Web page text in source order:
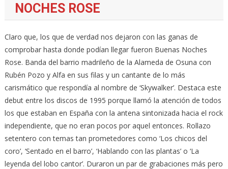
NOCHES ROSE
Claro que, los que de verdad nos dejaron con las ganas de
comprobar hasta donde podían llegar fueron Buenas Noches
Rose. Banda del barrio madrileño de la Alameda de Osuna con
Rubén Pozo y Alfa en sus filas y un cantante de lo más
carismático que respondía al nombre de ‘Skywalker’. Destaca este
debut entre los discos de 1995 porque llamó la atención de todos
los que estaban en España con la antena sintonizada hacia el rock
independiente, que no eran pocos por aquel entonces. Rollazo
setentero con temas tan prometedores como ‘Los chicos del
coro’, ‘Sentado en el barro’, ‘Hablando con las plantas’ o ‘La
leyenda del lobo cantor’. Duraron un par de grabaciones más pero